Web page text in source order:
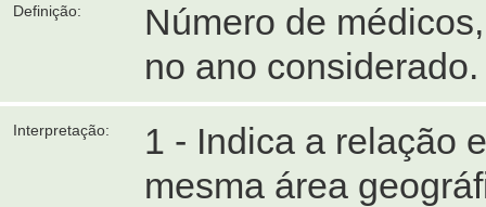
Definição:
Número de
no ano considerado.
Interpretação:
1 - Indica a relação
mesma área